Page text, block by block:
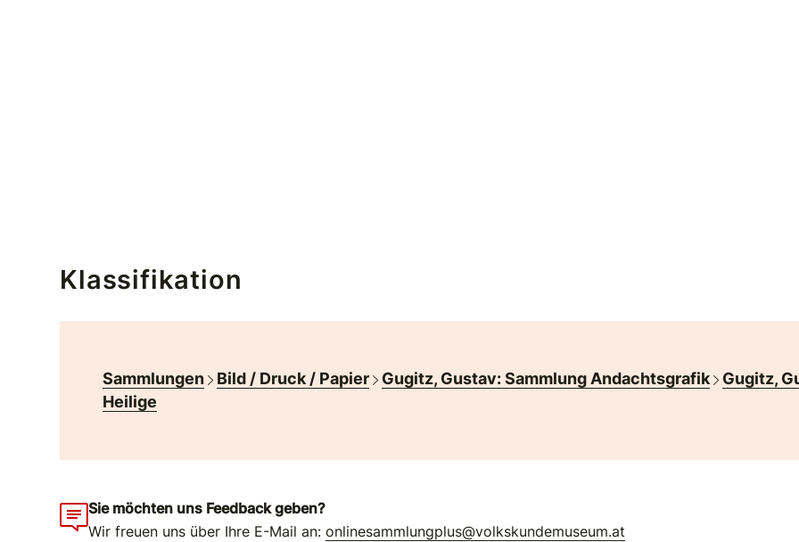
Klassifikation
Sammlungen Bild / Druck / Papier Gugitz, Gustav: Sammlung Andachtsgrafik
Gugitz,
Heilige
Sie möchten uns Feedback geben?
Wir freuen uns über Ihre E-Mail an:onlinesammlungplus@volkskundemuseum.at